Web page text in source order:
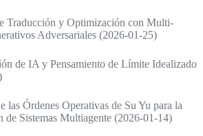
Traducción y Optimización con Multi-
Adversariales (2026-01-25)
de IA y Pensamiento de Límite Idealizado
las Órdenes Operativas de Su Yu para la
de Sistemas Multiagente (2026-01-14)